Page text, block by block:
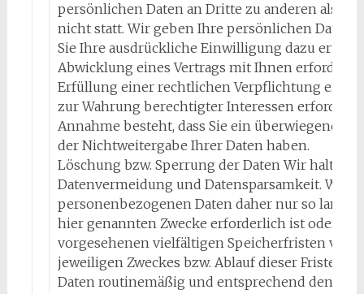
persönlichen Daten an Dritte zu anderen als
nicht statt. Wir geben Ihre persönlichen Daten
Sie Ihre ausdrückliche Einwilligung dazu erteilt
Abwicklung eines Vertrags mit Ihnen
Erfüllung einer rechtlichen Verpflichtung
zur Wahrung berechtigter Interessen
Annahme besteht, dass Sie ein überwiegendes
der Nichtweitergabe Ihrer Daten haben.
Löschung bzw. Sperrung der Daten Wir halten
Datenvermeidung und Datensparsamkeit. Wir
personenbezogenen Daten daher nur so
hier genannten Zwecke erforderlich ist oder
vorgesehenen vielfältigen Speicherfristen
jeweiligen Zweckes bzw. Ablauf dieser Fristen
Daten routinemäßig und entsprechend den